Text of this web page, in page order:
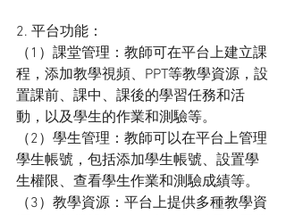
2. 平台功能：
（1）課堂管理：教師可在平台上建立課
程，添加教學視頻、PPT等教學資源，設
置課前、課中、課後的學習任務和活
動，以及學生的作業和測驗等。
（2）學生管理：教師可以在平台上管理
學生帳號，包括添加學生帳號、設置學
生權限、查看學生作業和測驗成績等。
（3）教學資源：平台上提供多種教學資